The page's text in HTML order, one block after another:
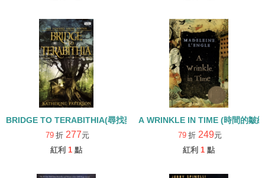
BRIDGE TO TERABITHIA(尋找夢奇地)
79 折 277元
紅利 1 點
A WRINKLE IN TIME (時間的皺
79 折 249元
紅利 1 點